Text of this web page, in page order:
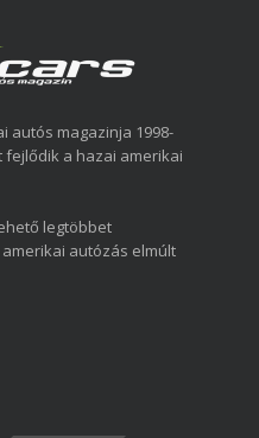
autós magazinja 1998-
a hazai amerikai
legtöbbet
autózás elmúlt